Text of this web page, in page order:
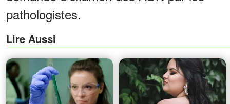
pathologistes.
Lire Aussi